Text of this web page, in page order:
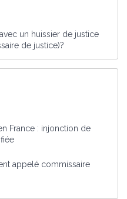
un huissier de justice
de justice)?
France : injonction de
appelé commissaire